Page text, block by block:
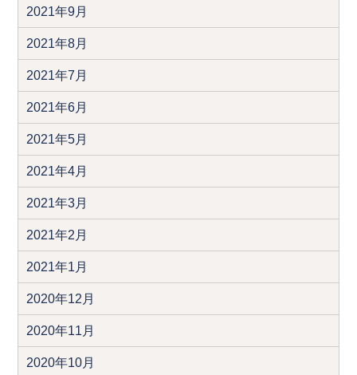
2021年9月
2021年8月
2021年7月
2021年6月
2021年5月
2021年4月
2021年3月
2021年2月
2021年1月
2020年12月
2020年11月
2020年10月